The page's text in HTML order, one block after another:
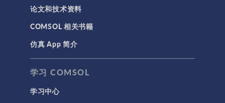
论文和技术资料
COMSOL 相关书籍
仿真 App 简介
学习 COMSOL
学习中心